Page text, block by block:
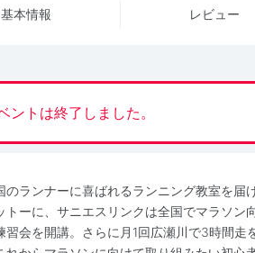
基本情報 レビュー
ントは終了しました。
のランナーに喜ばれるランニング教室を届
トーに、サニエスリンクは全国でマラソ
習会を開講。さらに月1回広瀬川で3時間